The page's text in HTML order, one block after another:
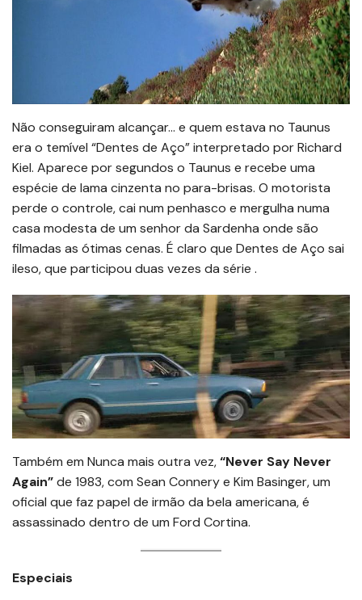
Não conseguiram alcançar… e quem estava no Taunus
era o temível “Dentes de Aço” interpretado por Richard
Kiel. Aparece por segundos o Taunus e recebe uma
espécie de lama cinzenta no para-brisas. O motorista
perde o controle, cai num penhasco e mergulha numa
casa modesta de um senhor da Sardenha onde são
filmadas as ótimas cenas. É claro que Dentes de Aço sai
ileso, que participou duas vezes da série .
Também em Nunca mais outra vez,“Never Say Never
Again”de 1983, com Sean Connery e Kim Basinger, um
oficial que faz papel de irmão da bela americana, é
assassinado dentro de um Ford Cortina.
Especiais